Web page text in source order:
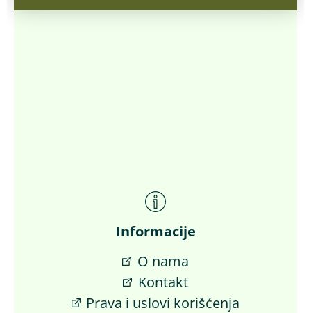
Informacije
O nama
Kontakt
Prava i uslovi korišćenja